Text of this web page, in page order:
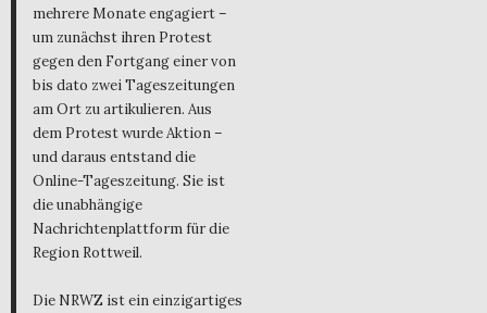
mehrere Monate engagiert –
um zunächst ihren Protest
gegen den Fortgang einer von
bis dato zwei Tageszeitungen
am Ort zu artikulieren. Aus
dem Protest wurde Aktion –
und daraus entstand die
Online-Tageszeitung. Sie ist
die unabhängige
Nachrichtenplattform für die
Region Rottweil.
Die NRWZ ist ein einzigartiges